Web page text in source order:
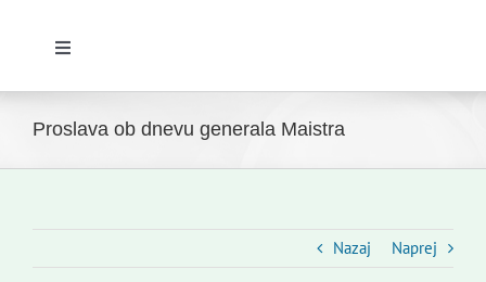
Toggle
Novice
Proslava ob dnevu generala Maistra
Nazaj Naprej